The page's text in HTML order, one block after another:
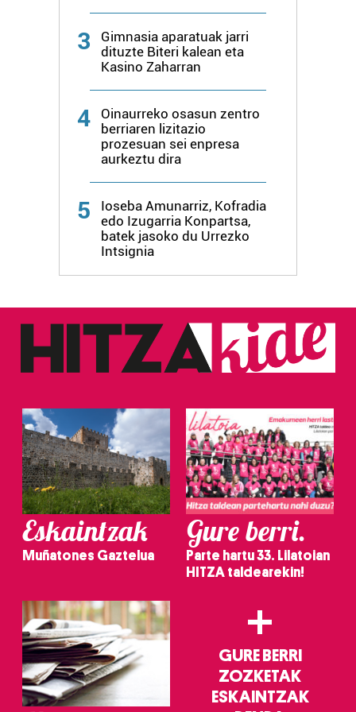
3
Gimnasia aparatuak jarri
dituzte Biteri kalean eta
Kasino Zaharran
4
Oinaurreko osasun zentro
berriaren lizitazio
prozesuan sei enpresa
aurkeztu dira
5
Ioseba Amunarriz, Kofradia
edo Izugarria Konpartsa,
batek jasoko du Urrezko
Intsignia
Eskaintzak
Muñatones Gaztelua
Gure berri.
Parte hartu 33. Lilatoian
HITZA taldearekin!
+
GURE BERRI
ZOZKETAK
ESKAINTZAK